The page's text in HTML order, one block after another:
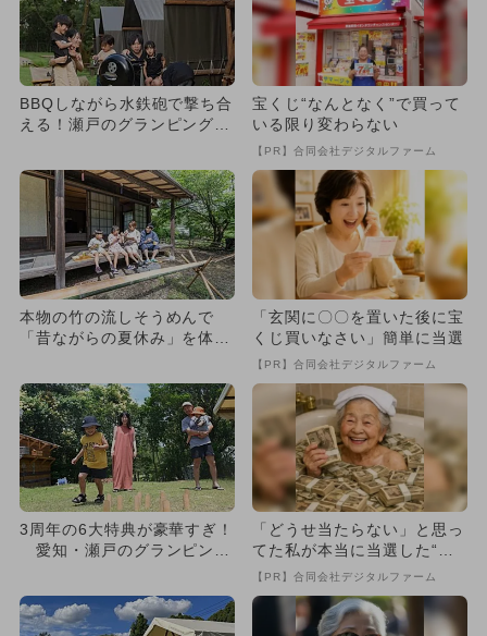
BBQしながら水鉄砲で撃ち合
える！瀬戸のグランピング施
宝くじ“なんとなく”で買って
いる限り変わらない
【PR】合同会社デジタルファーム
本物の竹の流しそうめんで
「昔ながらの夏休み」を体
「玄関に〇〇を置いた後に宝
くじ買いなさい」簡単に当選
【PR】合同会社デジタルファーム
3周年の6大特典が豪華すぎ！
愛知・瀬戸のグランピング
「どうせ当たらない」と思っ
てた私が本当に当選した“買
い方”がこれ
【PR】合同会社デジタルファーム